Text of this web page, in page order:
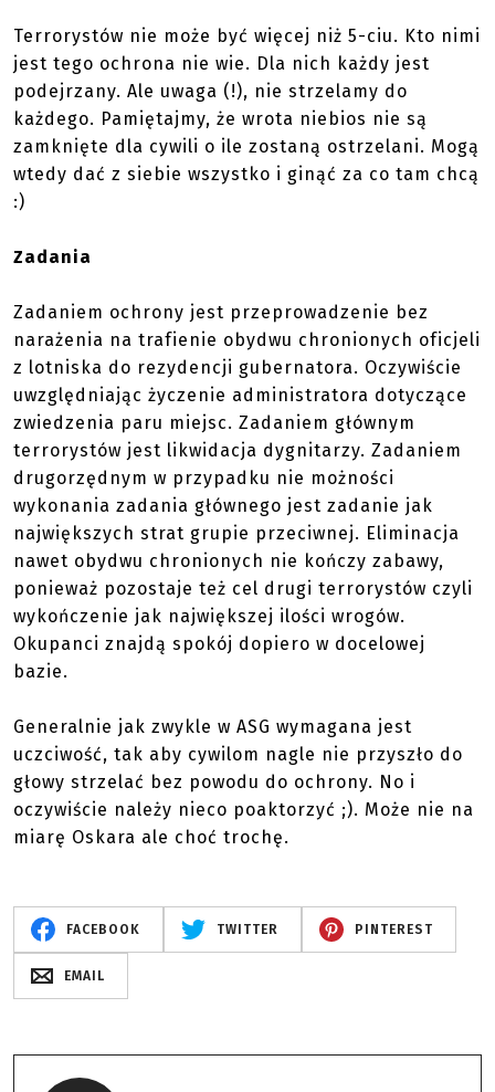
Terrorystów nie może być więcej niż 5-ciu. Kto nimi
jest tego ochrona nie wie. Dla nich każdy jest
podejrzany. Ale uwaga (!), nie strzelamy do
każdego. Pamiętajmy, że wrota niebios nie są
zamknięte dla cywili o ile zostaną ostrzelani. Mogą
wtedy dać z siebie wszystko i ginąć za co tam chcą
:)
Zadania
Zadaniem ochrony jest przeprowadzenie bez
narażenia na trafienie obydwu chronionych oficjeli
z lotniska do rezydencji gubernatora. Oczywiście
uwzględniając życzenie administratora dotyczące
zwiedzenia paru miejsc. Zadaniem głównym
terrorystów jest likwidacja dygnitarzy. Zadaniem
drugorzędnym w przypadku nie możności
wykonania zadania głównego jest zadanie jak
największych strat grupie przeciwnej. Eliminacja
nawet obydwu chronionych nie kończy zabawy,
ponieważ pozostaje też cel drugi terrorystów czyli
wykończenie jak największej ilości wrogów.
Okupanci znajdą spokój dopiero w docelowej
bazie.
Generalnie jak zwykle w ASG wymagana jest
uczciwość, tak aby cywilom nagle nie przyszło do
głowy strzelać bez powodu do ochrony. No i
oczywiście należy nieco poaktorzyć ;). Może nie na
miarę Oskara ale choć trochę.
FACEBOOK TWITTER PINTEREST
EMAIL